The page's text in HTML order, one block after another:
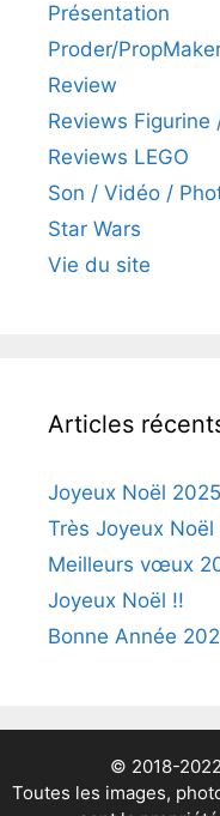
Présentation
Proder/
Review
Reviews
Reviews LEGO
Son / Vidéo /
Star Wars
Vie du site
Articles
Joyeux Noël
Très Joyeux Noël
Meilleurs vœux
Joyeux Noël !!
Bonne Année
© 2018-
Toutes les images,